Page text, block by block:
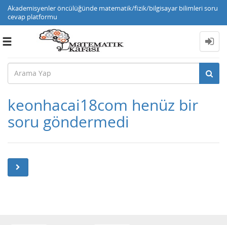
Akademisyenler öncülüğünde matematik/fizik/bilgisayar bilimleri soru
cevap platformu
Toggle
keonhacai18com henüz bir
soru göndermedi